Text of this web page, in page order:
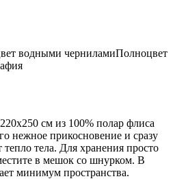
водными черниламиПолноцвет
см из 100% полар флиса
нежное прикосновение и сразу
тепло тела. Для хранения просто
в мешок со шнурком. В
минимум пространства.